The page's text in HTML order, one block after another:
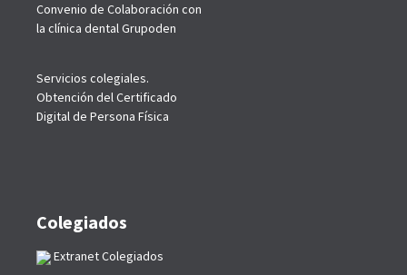
Convenio de Colaboración con
la clínica dental Grupoden
Servicios colegiales.
Obtención del Certificado
Digital de Persona Física
Colegiados
Extranet Colegiados